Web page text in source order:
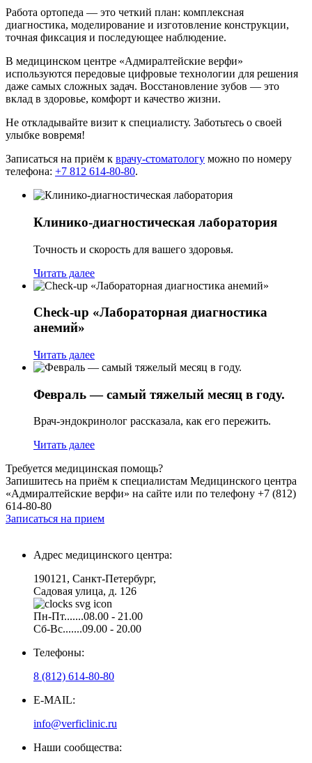
Работа ортопеда — это четкий план: комплексная
диагностика, моделирование и изготовление конструкции,
точная фиксация и последующее наблюдение.
В медицинском центре «Адмиралтейские верфи»
используются передовые цифровые технологии для решения
даже самых сложных задач. Восстановление зубов — это
вклад в здоровье, комфорт и качество жизни.
Не откладывайте визит к специалисту. Заботьтесь о своей
улыбке вовремя!
Записаться на приём к врачу-стоматологу можно по номеру
телефона: +7 812 614-80-80.
Клинико-диагностическая лаборатория
Точность и скорость для вашего здоровья.
Читать далее
Check-up «Лабораторная диагностика
анемий»
Читать далее
Февраль — самый тяжелый месяц в году.
Врач-эндокринолог рассказала, как его пережить.
Читать далее
Требуется медицинская помощь?
Запишитесь на приём к специалистам Медицинского центра
«Адмиралтейские верфи» на сайте или по телефону +7 (812)
614-80-80
Записаться на прием
Адрес медицинского центра:
190121, Санкт-Петербург,
Садовая улица, д. 126
Пн-Пт.......08.00 - 21.00
Сб-Вс.......09.00 - 20.00
Телефоны:
8 (812) 614-80-80
E-MAIL:
info@verficlinic.ru
Наши сообщества: